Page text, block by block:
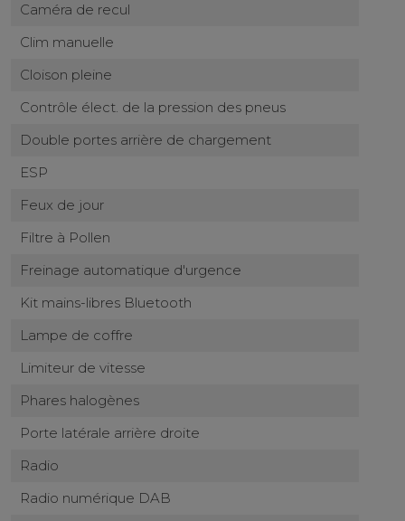
Caméra de recul
Clim manuelle
Cloison pleine
Contrôle élect. de la pression des pneus
Double portes arrière de chargement
ESP
Feux de jour
Filtre à Pollen
Freinage automatique d'urgence
Kit mains-libres Bluetooth
Lampe de coffre
Limiteur de vitesse
Phares halogènes
Porte latérale arrière droite
Radio
Radio numérique DAB